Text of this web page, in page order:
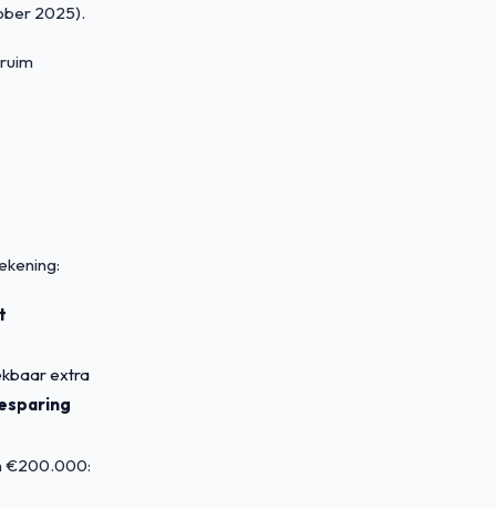
2025).
extra
€200.000: